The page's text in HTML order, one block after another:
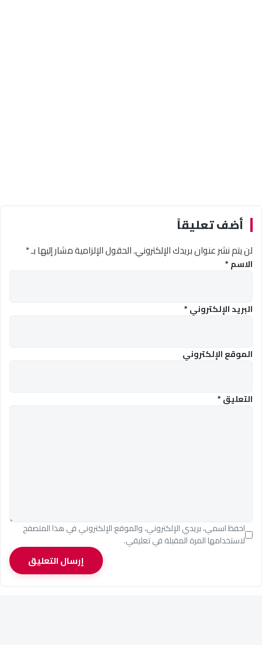
أضف تعليقاً
لن يتم نشر عنوان بريدك الإلكتروني.الحقول الإلزامية مشار إليها بـ*
الاسم*
البريد الإلكتروني*
الموقع الإلكتروني
التعليق*
احفظ اسمي، بريدي الإلكتروني، والموقع الإلكتروني في هذا المتصفح
لاستخدامها المرة المقبلة في تعليقي.
إرسال التعليق